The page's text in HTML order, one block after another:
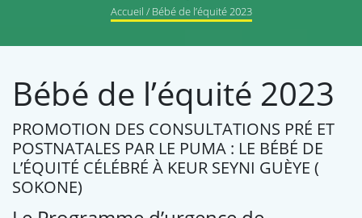
Accueil / Bébé de l’équité 2023
Bébé de l’équité 2023
PROMOTION DES CONSULTATIONS PRÉ ET
POSTNATALES PAR LE PUMA : LE BÉBÉ DE
L’ÉQUITÉ CÉLÉBRÉ À KEUR SEYNI GUÈYE (
SOKONE)